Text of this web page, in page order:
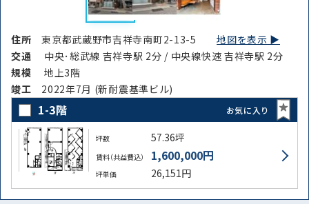
住所東京都武蔵野市吉祥寺南町2-13-5地図を表示 ▶︎
交通
中央･総武線 吉祥寺駅 2分 / 中央線快速 吉祥寺駅 2分
規模
地上3階
竣⼯ 2022年7月 (新耐震基準ビル)
1-3階 お気に入り
坪数 57.36坪
賃料（共益費込） 1,600,000円
坪単価 26,151円